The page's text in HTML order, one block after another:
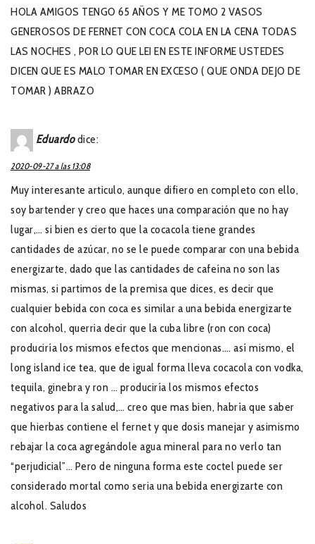
HOLA AMIGOS TENGO 65 AÑOS Y ME TOMO 2 VASOS
GENEROSOS DE FERNET CON COCA COLA EN LA CENA TODAS
LAS NOCHES , POR LO QUE LEI EN ESTE INFORME USTEDES
DICEN QUE ES MALO TOMAR EN EXCESO ( QUE ONDA DEJO DE
TOMAR ) ABRAZO
Eduardo dice:
2020-09-27 a las 13:08
Muy interesante articulo, aunque difiero en completo con ello,
soy bartender y creo que haces una comparación que no hay
lugar,… si bien es cierto que la cocacola tiene grandes
cantidades de azúcar, no se le puede comparar con una bebida
energizarte, dado que las cantidades de cafeína no son las
mismas, si partimos de la premisa que dices, es decir que
cualquier bebida con coca es similar a una bebida energizarte
con alcohol, querria decir que la cuba libre (ron con coca)
produciría los mismos efectos que mencionas…. así mismo, el
long island ice tea, que de igual forma lleva cocacola con vodka,
tequila, ginebra y ron … produciría los mismos efectos
negativos para la salud,… creo que mas bien, habría que saber
que hierbas contiene el fernet y que dosis manejar y asimismo
rebajar la coca agregándole agua mineral para no verlo tan
“perjudicial”… Pero de ninguna forma este coctel puede ser
considerado mortal como seria una bebida energizarte con
alcohol. Saludos